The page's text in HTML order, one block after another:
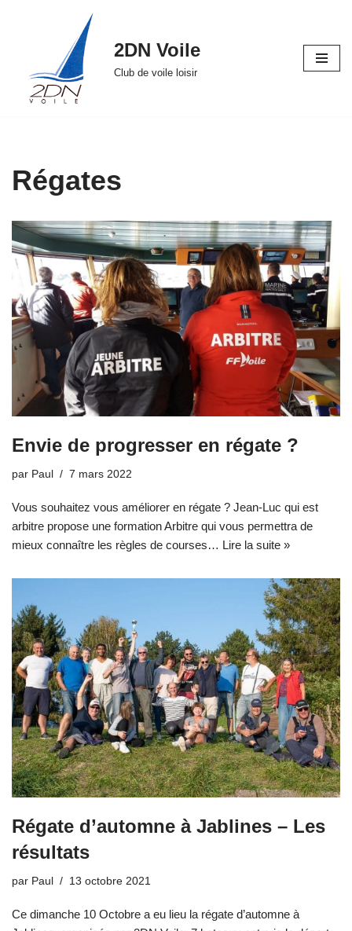
contenu
2DN Voile
Club de voile loisir
Régates
Envie de progresser en régate ?
par Paul 7 mars 2022
Vous souhaitez vous améliorer en régate ? Jean-Luc qui est
arbitre propose une formation Arbitre qui vous permettra de
mieux connaître les règles de courses… Lire la suite »
Régate d’automne à Jablines – Les
résultats
par Paul 13 octobre 2021
Ce dimanche 10 Octobre a eu lieu la régate d’automne à